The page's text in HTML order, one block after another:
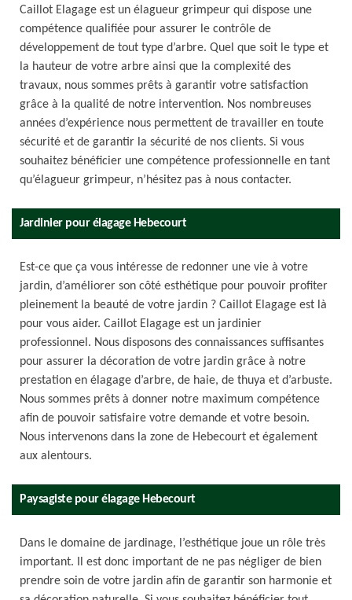
Caillot Elagage est un élagueur grimpeur qui dispose une
compétence qualifiée pour assurer le contrôle de
développement de tout type d’arbre. Quel que soit le type et
la hauteur de votre arbre ainsi que la complexité des
travaux, nous sommes prêts à garantir votre satisfaction
grâce à la qualité de notre intervention. Nos nombreuses
années d’expérience nous permettent de travailler en toute
sécurité et de garantir la sécurité de nos clients. Si vous
souhaitez bénéficier une compétence professionnelle en tant
qu’élagueur grimpeur, n’hésitez pas à nous contacter.
Jardinier pour élagage Hebecourt
Est-ce que ça vous intéresse de redonner une vie à votre
jardin, d’améliorer son côté esthétique pour pouvoir profiter
pleinement la beauté de votre jardin ? Caillot Elagage est là
pour vous aider. Caillot Elagage est un jardinier
professionnel. Nous disposons des connaissances suffisantes
pour assurer la décoration de votre jardin grâce à notre
prestation en élagage d’arbre, de haie, de thuya et d’arbuste.
Nous sommes prêts à donner notre maximum compétence
afin de pouvoir satisfaire votre demande et votre besoin.
Nous intervenons dans la zone de Hebecourt et également
aux alentours.
Paysagiste pour élagage Hebecourt
Dans le domaine de jardinage, l’esthétique joue un rôle très
important. Il est donc important de ne pas négliger de bien
prendre soin de votre jardin afin de garantir son harmonie et